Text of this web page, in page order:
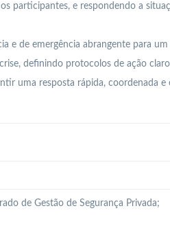
participantes, e respondendo a
e de emergência abrangente para
definindo protocolos de ação
uma resposta rápida, coordenada e
de Gestão de Segurança Privada;